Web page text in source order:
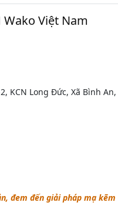
Việt Nam
KCN Long Đức, Xã Bình An,
đem đến giải pháp mạ kẽm